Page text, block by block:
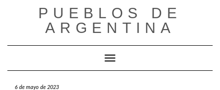
PUEBLOS DE
ARGENTINA
Cambiar modo de navegación
6 de mayo de 2023